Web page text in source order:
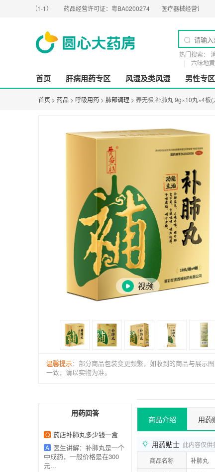
药品经营许可证：粤BA0200274 医疗器械经营许可证：粤橞食
热门搜索：
六味地
首页 肝病用药专区 风湿及类风湿 男性专区
首页 > 药品 > 呼吸用药 > 肺部调理 > 养无极 补肺丸 9g×10丸×4板(
视频
温馨提示：部分商品包装变更频繁，如收到的商品与展示
一致，请以实物为准。
用药回答
Q 药店补肺丸多少钱一盒
A 医生讲解：补肺丸是一个
中成药，一般价格是在300
元...
商品介绍 用药
用药贴士 此内容仅供
商品名称
补肺丸